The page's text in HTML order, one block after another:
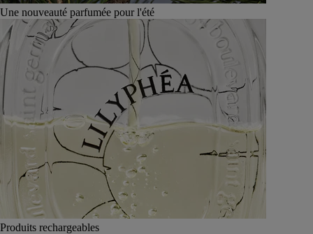
Une nouveauté parfumée pour l'été
Produits rechargeables